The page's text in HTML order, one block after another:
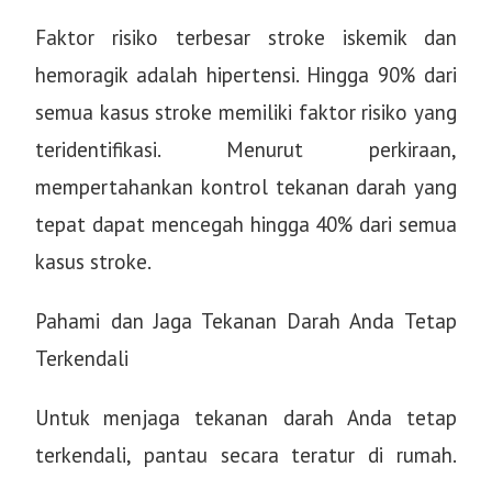
Faktor risiko terbesar stroke iskemik dan
hemoragik adalah hipertensi. Hingga 90% dari
semua kasus stroke memiliki faktor risiko yang
teridentifikasi. Menurut perkiraan,
mempertahankan kontrol tekanan darah yang
tepat dapat mencegah hingga 40% dari semua
kasus stroke.
Pahami dan Jaga Tekanan Darah Anda Tetap
Terkendali
Untuk menjaga tekanan darah Anda tetap
terkendali, pantau secara teratur di rumah.